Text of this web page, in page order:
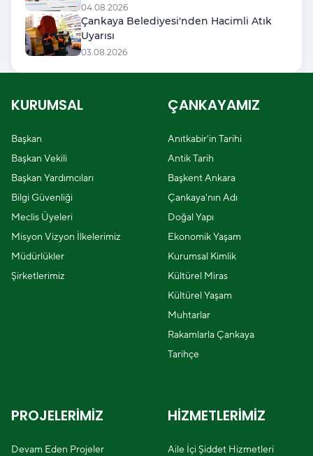
04.08.2026
Çankaya Belediyesi'nden Hacimli Atık
Uyarısı
03.08.2026
KURUMSAL
Başkan
Başkan Vekili
Başkan Yardımcıları
Bilgi Güvenliği
Meclis Üyeleri
Misyon Vizyon İlkelerimiz
Müdürlükler
Şirketlerimiz
ÇANKAYAMIZ
Anıtkabir'in Tarihi
Antik Tarih
Başkent Ankara
Çankaya'nın Adı
Doğal Yapı
Ekonomik Yaşam
Kurumsal Kimlik
Kültürel Miras
Kültürel Yaşam
Muhtarlar
Rakamlarla Çankaya
Tarihçe
PROJELERİMİZ
Devam Eden Projeler
HİZMETLERİMİZ
Aile İçi Şiddet Hizmetleri